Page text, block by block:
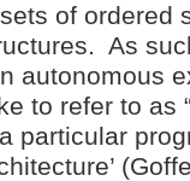
of ordered
As
autonomous
to refer to as
particular